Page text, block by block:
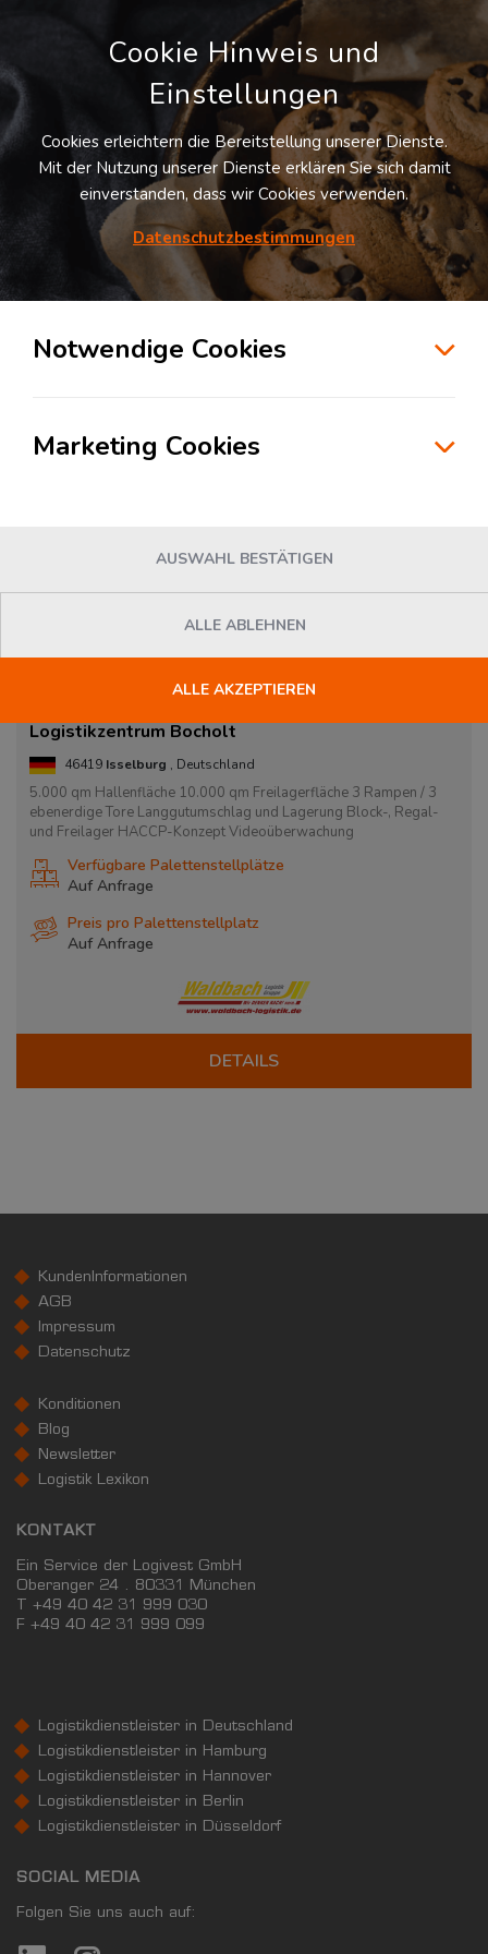
LOGIVISOR SUCHE
Lagerflächen in Isselburg
Logistikzentrum Bocholt
46419 Isselburg , Deutschland
5.000 qm Hallenfläche 10.000 qm Freilagerfläche 3 Rampen / 3
ebenerdige Tore Langgutumschlag und Lagerung Block-, Regal-
und Freilager HACCP-Konzept Videoüberwachung
Verfügbare Palettenstellplätze
Auf Anfrage
Preis pro Palettenstellplatz
Auf Anfrage
DETAILS
KundenInformationen
AGB
Impressum
Datenschutz
Konditionen
Blog
Newsletter
Logistik Lexikon
KONTAKT
Ein Service der Logivest GmbH
Oberanger 24 . 80331 München
T +49 40 42 31 999 030
F +49 40 42 31 999 099
Logistikdienstleister in Deutschland
Logistikdienstleister in Hamburg
Logistikdienstleister in Hannover
Logistikdienstleister in Berlin
Logistikdienstleister in Düsseldorf
SOCIAL MEDIA
Folgen Sie uns auch auf:
Cookie Hinweis und
Einstellungen
Cookies erleichtern die Bereitstellung unserer Dienste.
Mit der Nutzung unserer Dienste erklären Sie sich damit
einverstanden, dass wir Cookies verwenden.
Datenschutzbestimmungen
Notwendige Cookies
Marketing Cookies
AUSWAHL BESTÄTIGEN
ALLE ABLEHNEN
ALLE AKZEPTIEREN